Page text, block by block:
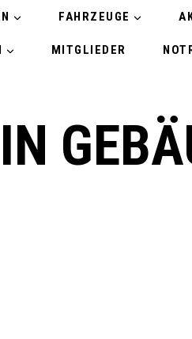
FAHRZEUGE
MITGLIEDER